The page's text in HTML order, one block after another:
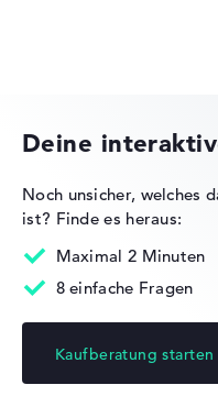
Deine
Noch unsicher, welches
ist? Finde es heraus:
Maximal 2 Minuten
8 einfache Fragen
Kaufberatung starten